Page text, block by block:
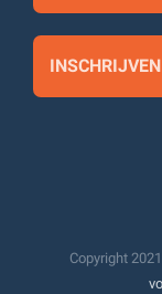
INSCHRIJVEN
Copyright